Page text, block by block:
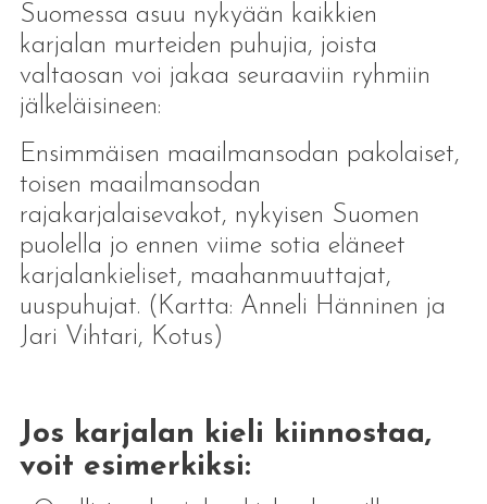
Suomessa asuu nykyään kaikkien
karjalan murteiden puhujia, joista
valtaosan voi jakaa seuraaviin ryhmiin
jälkeläisineen:
Ensimmäisen maailmansodan pakolaiset,
toisen maailmansodan
rajakarjalaisevakot, nykyisen Suomen
puolella jo ennen viime sotia eläneet
karjalankieliset, maahanmuuttajat,
uuspuhujat. (Kartta: Anneli Hänninen ja
Jari Vihtari, Kotus)
Jos karjalan kieli kiinnostaa,
voit esimerkiksi: